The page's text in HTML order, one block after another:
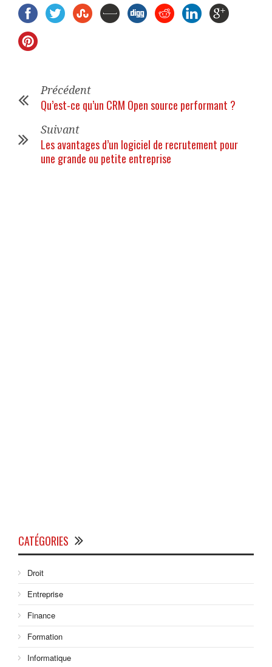
Précédent
Qu’est-ce qu’un CRM Open source performant ?
Suivant
Les avantages d’un logiciel de recrutement pour
une grande ou petite entreprise
CATÉGORIES
Droit
Entreprise
Finance
Formation
Informatique